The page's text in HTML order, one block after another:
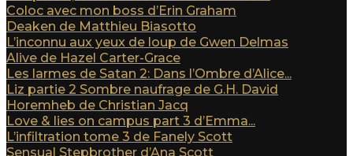
Coloc avec mon boss d’Erin Graham
Deaken de Matthieu Biasotto
L’inconnu aux yeux de loup de Gwen Delmas
Alive de Hazel Carter-Grace
Les larmes de Satan 2: Dans l’Ombre d’Alice...
Liz partie 2 Sombre naufrage de G.H. David
Horemheb de Christian Jacq
Love & lies on campus part 3 d’Emma...
L’infiltration tome 3 de Fanely Scott
Sensual Stepbrother d’Ana Scott